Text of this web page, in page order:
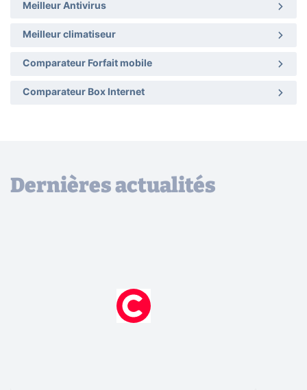
Meilleur Antivirus
Meilleur climatiseur
Comparateur Forfait mobile
Comparateur Box Internet
Dernières actualités